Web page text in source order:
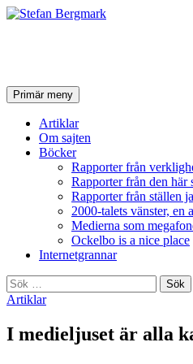
SökPrimär meny Hoppa
till
innehåll
Artiklar
Om sajten
Böcker
Rapporter från
Rapporter från den här
Rapporter från ställen
2000-talets vänster,
Medierna som
Ockelbo is a nice place
Internetgrannar
Sök
efter:
Artiklar
I medieljuset är alla